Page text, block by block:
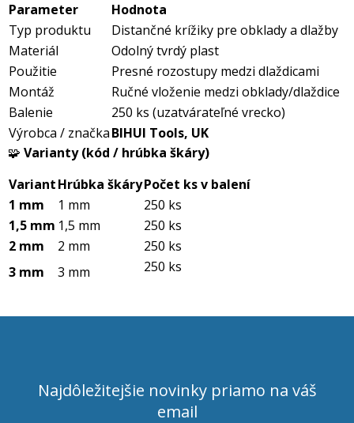
Parameter
Hodnota
Typ produktu
Distančné krížiky pre obklady a dlažby
Materiál
Odolný tvrdý plast
Použitie
Presné rozostupy medzi dlaždicami
Montáž
Ručné vloženie medzi obklady/dlaždice
Balenie
250 ks (uzatvárateľné vrecko)
Výrobca / značkaBIHUI Tools, UK
🧩 Varianty (kód / hrúbka škáry)
VariantHrúbka škáryPočet ks v balení
1 mm
1 mm
250 ks
1,5 mm 1,5 mm
250 ks
2 mm
2 mm
250 ks
3 mm
3 mm 250 ks
Najdôležitejšie novinky priamo na váš
email